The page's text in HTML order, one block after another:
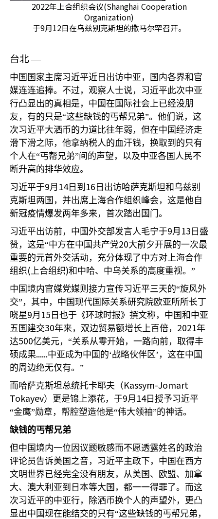
2022年上合组织会议(Shanghai Cooperation
Organization)
于9月12日在乌兹别克斯坦的撒马尔罕召开。
台北—
中国国家主席习近平近日出访中亚，国内各界和官
媒连连追捧。不过，观察人士说，习近平此次中亚
行凸显出的真相是，中国在国际社会上已经没朋
友，有的只是“这些缺钱的丐帮兄弟”。他们说，这
次习近平大洒币的力道比往年弱，但在中国经济走
滑下滑之际，他拿纳税人的血汗钱，换取到的只有
个人在“丐帮兄弟”间的声望，以及中亚各国人民不
断升高的排华效应。
习近平于9月 14日到 16 日出访哈萨克斯坦和乌兹别
克斯坦两国，并出席上海合作组织峰会，这是他自
新冠疫情爆发两年多来，首次踏出国门。
习近平出访前，中国外交部发言人毛宁于9月 13 日盛
赞，这是“中方在中国共产党20大前夕开展的一次最
重要的元首外交活动，充分体现了中方对上海合作
组织(上合组织)和中哈、中乌关系的高度重视。”
中国境内官媒党媒则接力宣传习近平三天的“旋风外
交”，其中，中国现代国际关系研究院欧亚所所长丁
晓星9月 15 日也于《环球时报》撰文称，中国和中亚
五国建交30年来，双边贸易额增长上百倍， 2021年
达500亿美元，“关系从零开始，一路向前，取得丰
硕成果......中亚成为中国的‘战略伙伴区’，这在中国
的周边绝无仅有。”
而哈萨克斯坦总统托卡耶夫（ Kassym-Jomart
Tokayev）更是锦上添花，于9月 14日授予习近平
“金鹰”勋章，帮腔塑造他是“伟大领袖”的神话。
缺钱的丐帮兄弟
但中国境内一位因议题敏感而不愿透露姓名的政治
评论员告诉美国之音，习近平主政下，中国在西方
文明世界已经完全没有朋友，从美国、欧盟、加拿
大、澳大利亚到日本等大国，都一一得罪了。而这
次习近平的中亚行，除洒币换个人的声望外，更凸
显出中国现在能结交的只有“这些缺钱的丐帮兄弟，